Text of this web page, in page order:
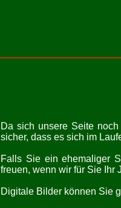
Da sich unsere Seite
sicher, dass es sich im
Falls Sie ein ehemaliger
freuen, wenn wir für Sie Ihr
Digitale Bilder können Sie